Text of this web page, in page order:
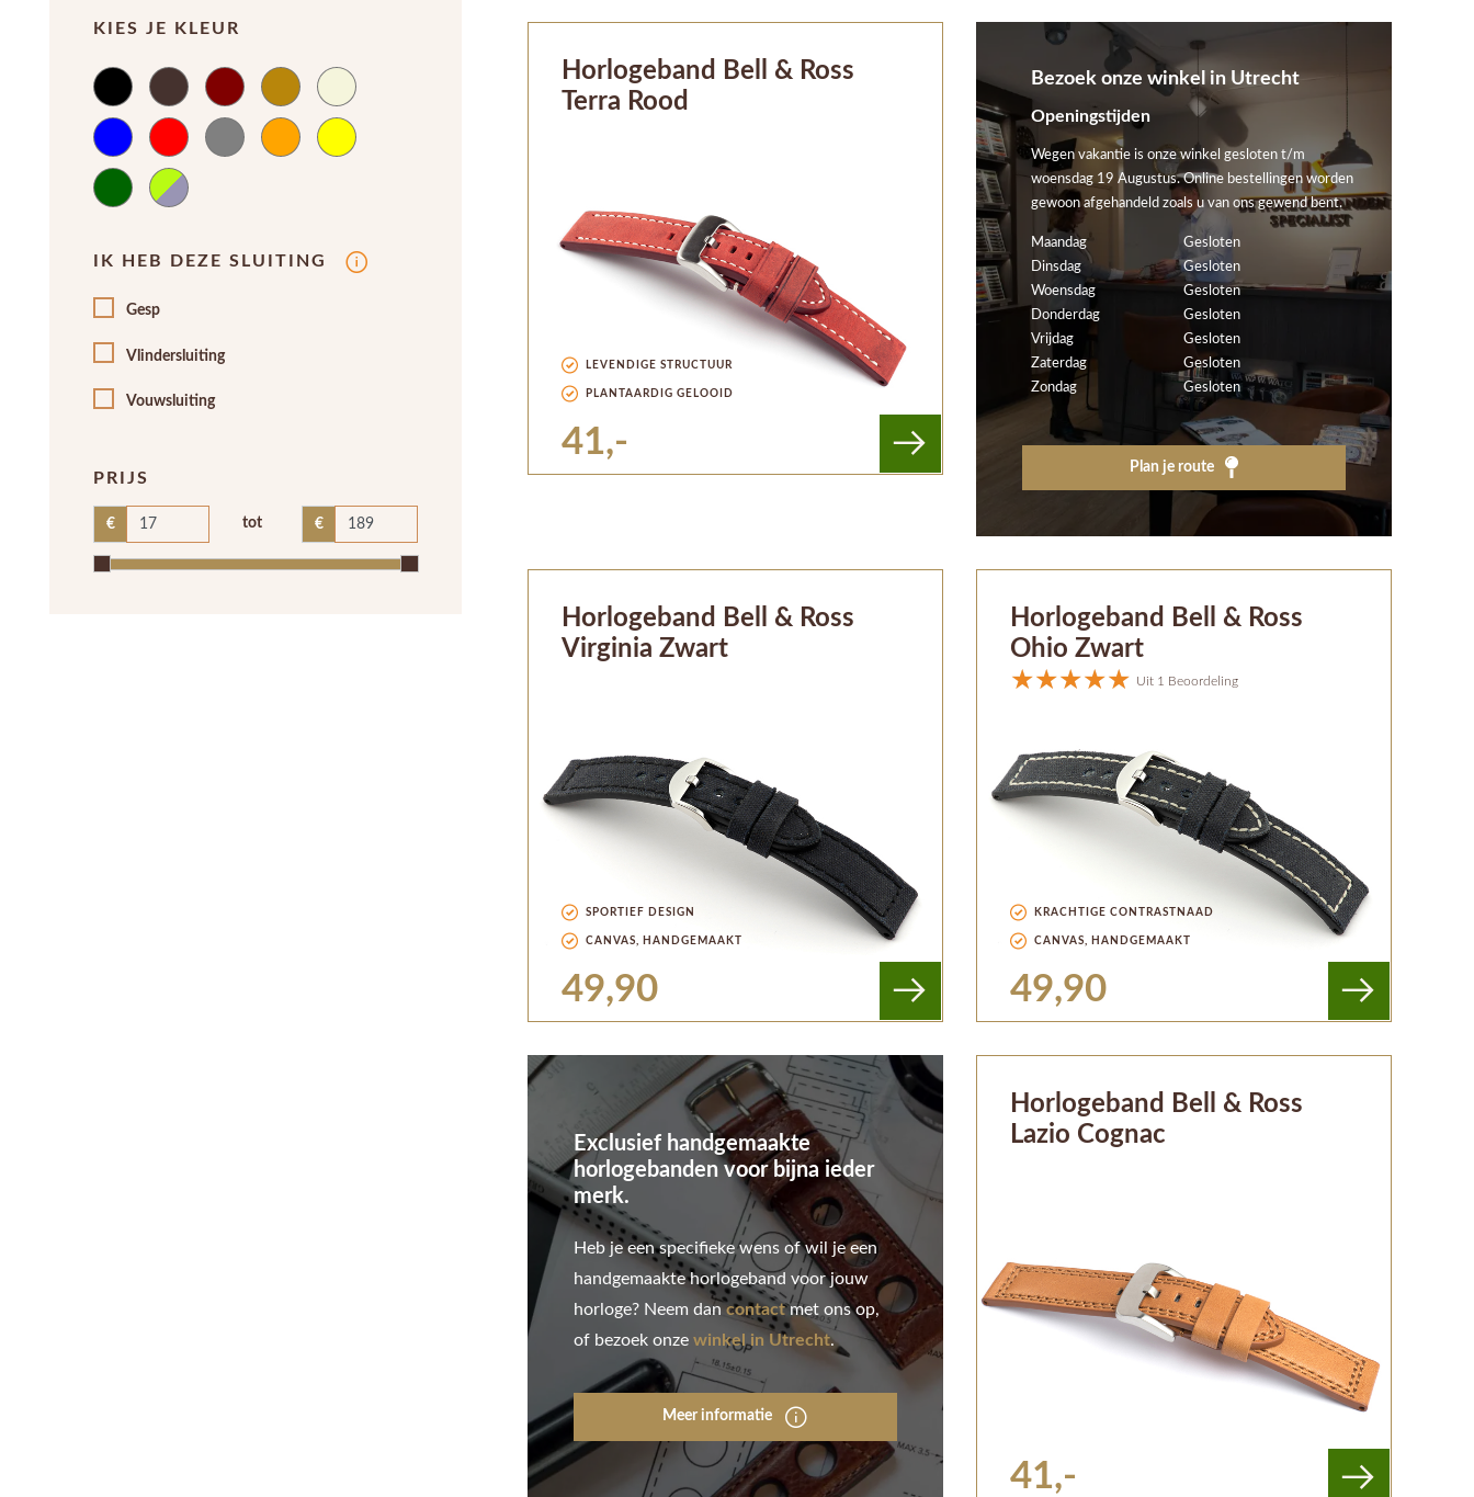
KIES JE KLEUR
IK HEB DEZE SLUITING
Gesp
Vlindersluiting
Vouwsluiting
PRIJS
€ tot €
Horlogeband Bell & Ross
Terra Rood
LEVENDIGE STRUCTUUR
PLANTAARDIG GELOOID
41,-
Bezoek onze winkel in Utrecht
Openingstijden
Wegen vakantie is onze winkel gesloten t/m
woensdag 19 Augustus. Online bestellingen worden
gewoon afgehandeld zoals u van ons gewend bent.
Maandag
Gesloten
Dinsdag
Gesloten
Woensdag
Gesloten
Donderdag
Gesloten
Vrijdag
Gesloten
Zaterdag
Gesloten
Zondag
Gesloten
Plan je route
Horlogeband Bell & Ross
Virginia Zwart
SPORTIEF DESIGN
CANVAS, HANDGEMAAKT
49,90
Horlogeband Bell & Ross
Ohio Zwart
Uit 1 Beoordeling
KRACHTIGE CONTRASTNAAD
CANVAS, HANDGEMAAKT
49,90
Exclusief handgemaakte
horlogebanden voor bijna ieder
merk.
Heb je een specifieke wens of wil je een
handgemaakte horlogeband voor jouw
horloge? Neem dancontactmet ons op,
of bezoek onzewinkel in Utrecht.
Meer informatie
Horlogeband Bell & Ross
Lazio Cognac
41,-